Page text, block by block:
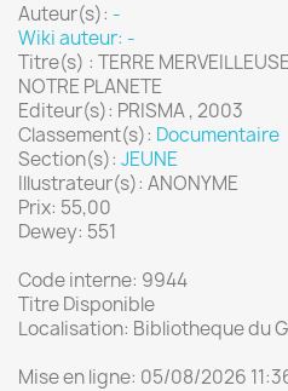
Auteur(s): -
Wiki auteur: -
Titre(s) : TERRE
NOTRE PLANETE
Editeur(s): PRISMA , 2003
Classement(s): Documentaire
Section(s): JEUNE
Illustrateur(s): ANONYME
Prix: 55,00
Dewey: 551
Code interne: 9944
Titre Disponible
Localisation: Bibliotheque du
Mise en ligne: 05/08/2026